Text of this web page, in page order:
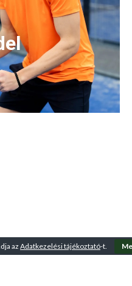
az Adatkezelési tájékoztató-t.